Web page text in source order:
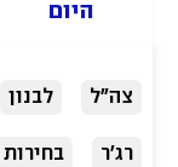
היום
צה"ל לבנון
רג'ר בחירות 2026